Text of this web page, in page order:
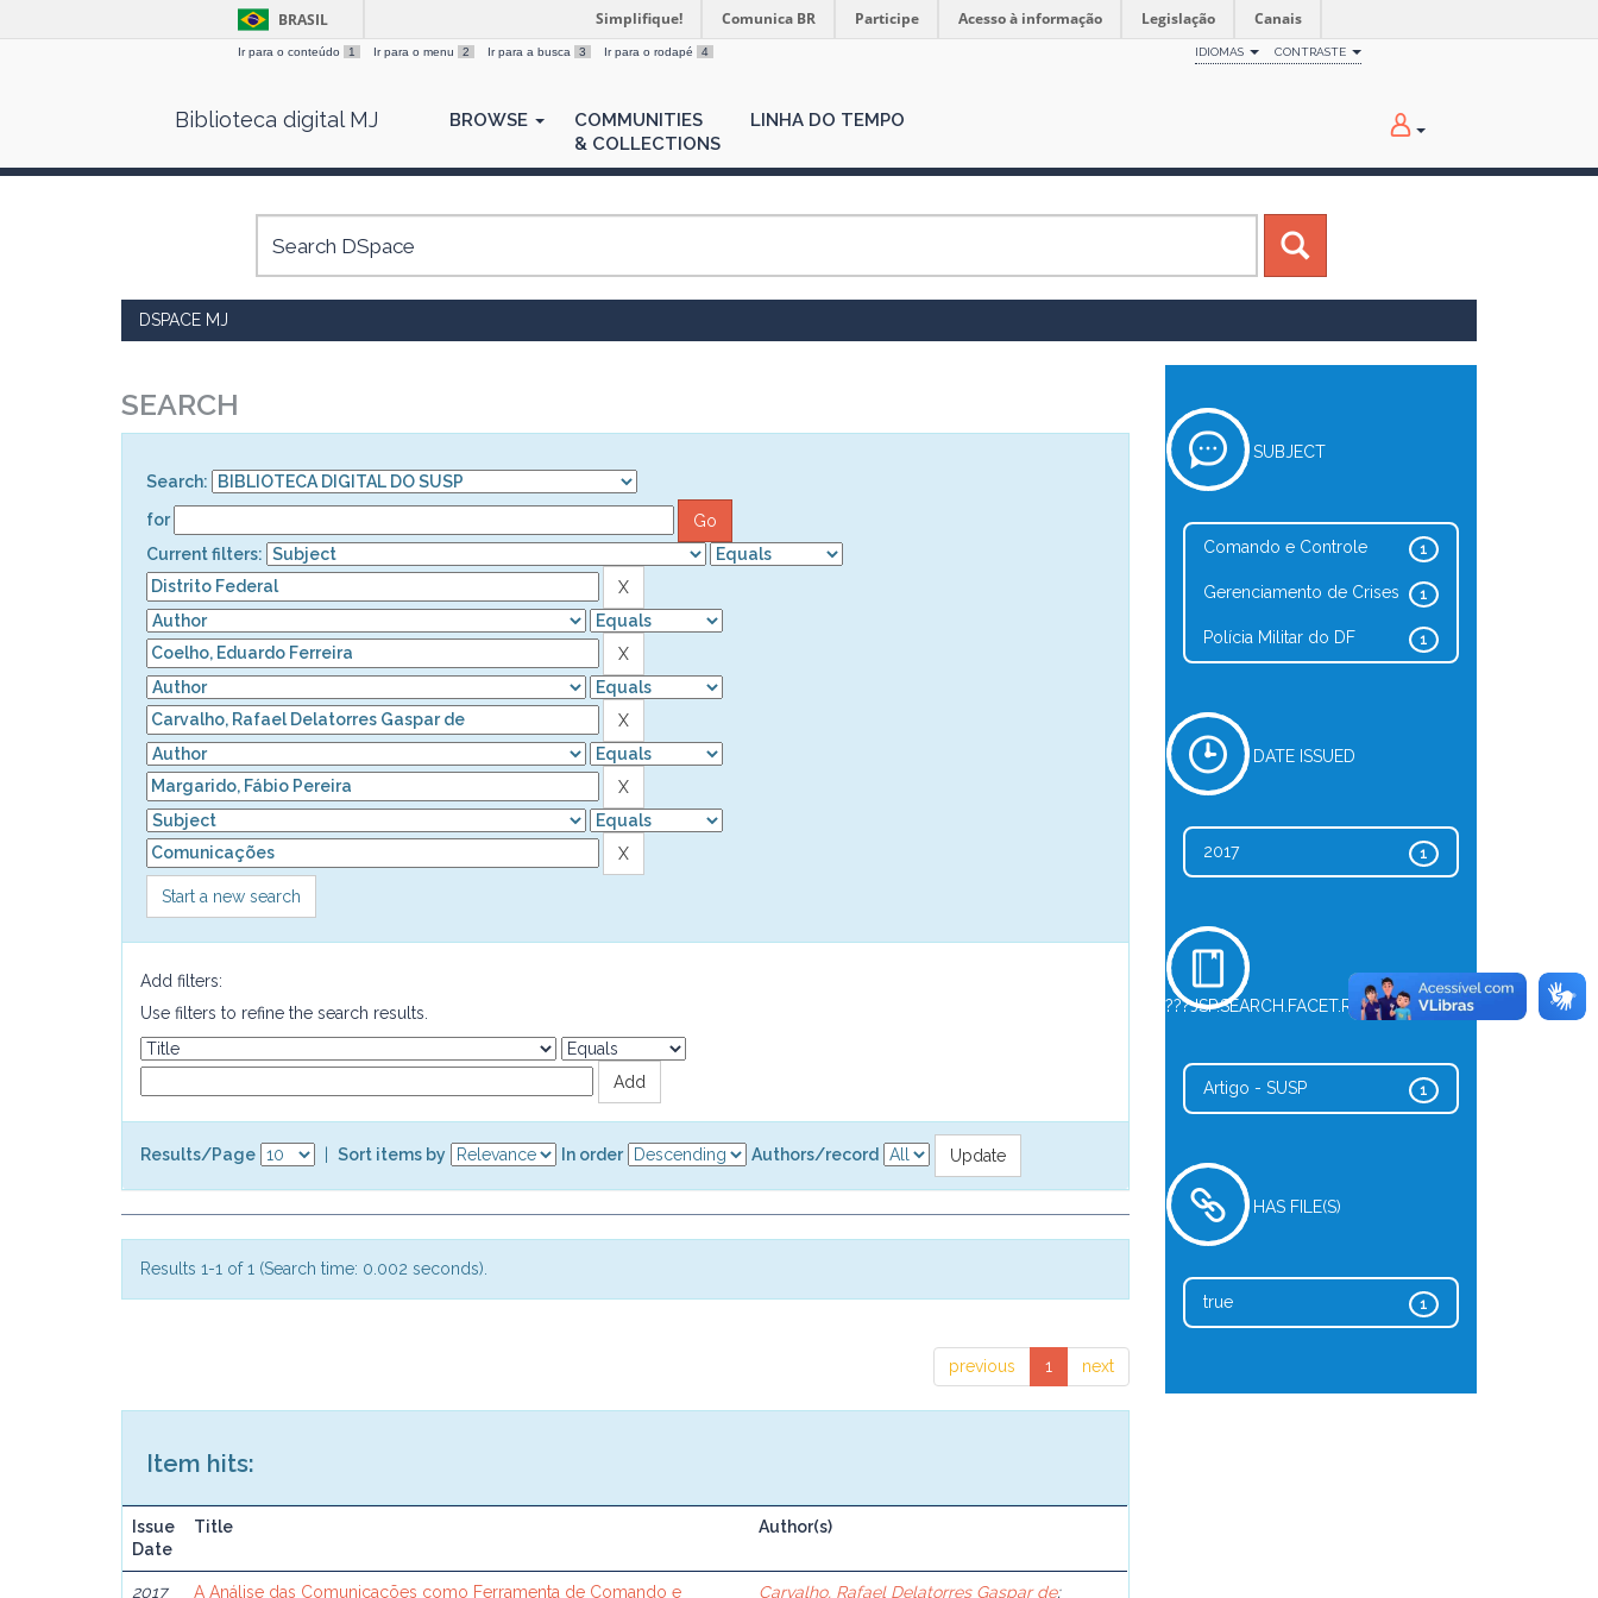
BRASIL Simplifique! Comunica BR Participe Acesso à informação Legislação Canais
Ir para o conteúdo 1 Ir para o menu 2 Ir para a busca 3 Ir para o rodapé 4 IDIOMAS CONTRASTE
Biblioteca digital MJ BROWSE
COMMUNITIES
& COLLECTIONS
LINHA DO TEMPO
DSPACE MJ
SEARCH
Search:
for
Current filters:
Start a new search
Add filters:
Use filters to refine the search results.
Results/Page Sort items by In order Authors/record
Results 1-1 of 1 (Search time: 0.002 seconds).
previous 1 next
Item hits:
Issue
Date
Title Author(s)
2017 A Análise das Comunicações como Ferramenta de Comando e Carvalho, Rafael Delatorres Gaspar de;
SUBJECT
1
Comando e Controle
1
Gerenciamento de Crises
1
Polícia Militar do DF
DATE ISSUED
1
2017
???JSP.SEARCH.FACET.REFINE.TYPE???
1
Artigo - SUSP
HAS FILE(S)
1
true